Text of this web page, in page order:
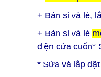
+ Bán sỉ và lẻ,
+ Bán sỉ và lẻ
điện cửa cuốn*
* Sửa và lắp